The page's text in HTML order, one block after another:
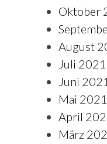
Oktober
August
Juli 2021
Juni 2021
Mai 2021
April
März